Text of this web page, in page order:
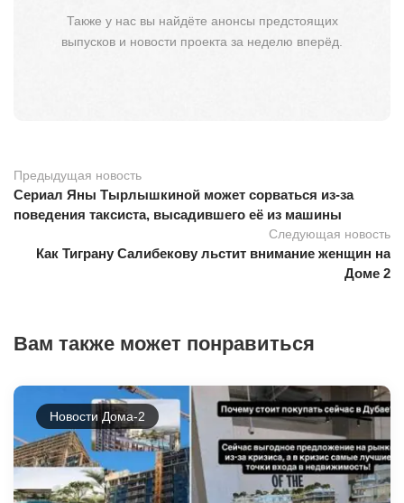
Также у нас вы найдёте анонсы предстоящих
выпусков и новости проекта за неделю вперёд.
Предыдущая новость
Сериал Яны Тырлышкиной может сорваться из-за
поведения таксиста, высадившего её из машины
Следующая новость
Как Тиграну Салибекову льстит внимание женщин на
Доме 2
Вам также может понравиться
Новости Дома-2